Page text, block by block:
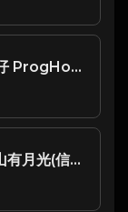
半吨兄弟 - 风雨无阻(Dj铭仔 ProgHouse Rmx 2025)
GooGoo - 不要慌太阳下山有月光(信宜Dj小叶 ProgHouse Mix国语男)